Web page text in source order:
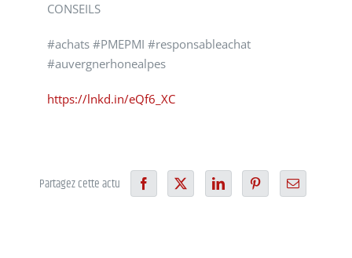
CONSEILS
#achats #PMEPMI #responsableachat
#auvergnerhonealpes
https://lnkd.in/eQf6_XC
Partagez cette actu